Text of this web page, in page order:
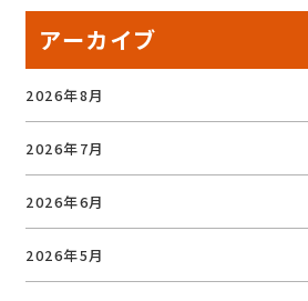
アーカイブ
2026年8月
2026年7月
2026年6月
2026年5月